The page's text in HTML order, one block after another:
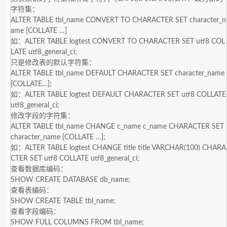
字符集：
ALTER TABLE tbl_name CONVERT TO CHARACTER SET character_n
ame [COLLATE …]
如：ALTER TABLE logtest CONVERT TO CHARACTER SET utf8 COL
LATE utf8_general_ci;
只是修改表的默认字符集：
ALTER TABLE tbl_name DEFAULT CHARACTER SET character_name
[COLLATE…];
如：ALTER TABLE logtest DEFAULT CHARACTER SET utf8 COLLATE
utf8_general_ci;
修改字段的字符集：
ALTER TABLE tbl_name CHANGE c_name c_name CHARACTER SET
character_name [COLLATE …];
如：ALTER TABLE logtest CHANGE title title VARCHAR(100) CHARA
CTER SET utf8 COLLATE utf8_general_ci;
查看数据库编码：
SHOW CREATE DATABASE db_name;
查看表编码：
SHOW CREATE TABLE tbl_name;
查看字段编码：
SHOW FULL COLUMNS FROM tbl_name;